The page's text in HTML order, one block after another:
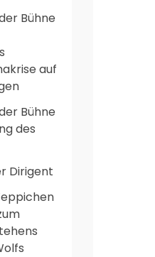
Bühne
auf
Bühne
des
Dirigent